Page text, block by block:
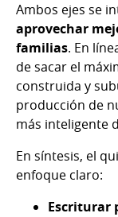
Ambos ejes se
aprovechar
familias. En
de sacar el
construida y
producción de
más inteligente
En síntesis, el
enfoque claro:
Escriturar